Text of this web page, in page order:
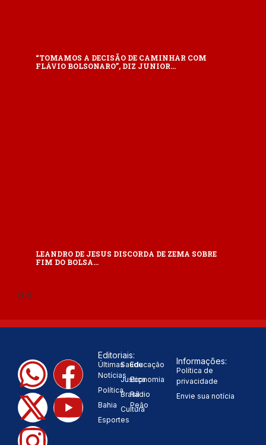
“TOMAMOS A DECISÃO DE CAMINHAR COM
FLÁVIO BOLSONARO”, DIZ JUNIOR…
LEANDRO DE JESUS DISCORDA DE ZEMA SOBRE
FIM DO BOLSA…
Editoriais:
Últimas
Notícias
Política
Bahia
Esportes
Saúde
Justiça
Brasil
Cultura
Educação
Economia
Rádio
Peão
Informações:
Política de
privacidade
Envie sua notícia